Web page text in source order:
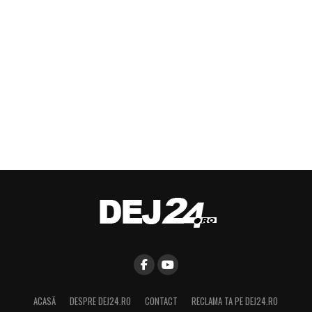
ACASĂ DESPRE DEJ24.RO CONTACT RECLAMA TA PE DEJ24.RO